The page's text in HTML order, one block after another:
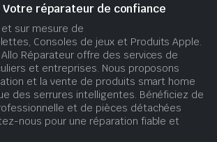
Votre réparateur de confiance
sur mesure de
Consoles de jeux et Produits Apple.
Allo Réparateur offre des services de
et entreprises. Nous proposons
et la vente de produits smart home
des serrures intelligentes. Bénéficiez de
et de pièces détachées
nous pour une réparation fiable et